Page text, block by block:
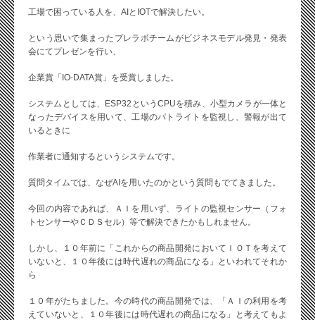
工場で困っている人を、AIとIOTで解決したい。
という思いで集まったプレラボチームがビジネスモデル発見・発表
会にてプレゼンを行い、
企業賞「IO-DATA賞」を受賞しました。
システムとしては、ESP32というCPUを積み、小型カメラが一体と
なったデバイスを用いて、工場のパトライトを監視し、警報が出て
いるときに
作業者に通知するというシステムです。
質問タイムでは、なぜAIを用いたのかという質問もでてきました。
今回の内容であれば、ＡＩを用いず、ライトの監視センサー（フォ
トセンサーやＣＤＳセル）等で解決できたかもしれません。
しかし、１０年前に「これからの商品開発においてＩＯＴを考えて
いないと、１０年後には時代遅れの商品になる」といわれてそれか
ら
１０年がたちました。今の時代の商品開発では、「ＡＩの利用を考
えていないと、１０年後には時代遅れの商品になる」と考えてもよ